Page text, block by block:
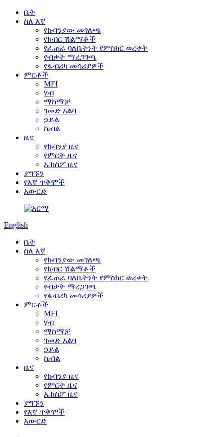
ቤት
ስለ እኛ
የኩባንያው መገለጫ
የክብር ሽልማቶች
የፈጠራ ባለቤትነት የምስክር ወረቀት
የብቃት ማረጋገጫ
የፋብሪካ መሳሪያዎች
ምርቶች
MFI
ሃብ
ማከማቻ
ገመድ አልባ
ኃይል
ኬብል
ዜና
የኩባንያ ዜና
የምርት ዜና
ኤክስፖ ዜና
ያግኙን
የእኛ ጥቅሞች
አውርድ
English
ቤት
ስለ እኛ
የኩባንያው መገለጫ
የክብር ሽልማቶች
የፈጠራ ባለቤትነት የምስክር ወረቀት
የብቃት ማረጋገጫ
የፋብሪካ መሳሪያዎች
ምርቶች
MFI
ሃብ
ማከማቻ
ገመድ አልባ
ኃይል
ኬብል
ዜና
የኩባንያ ዜና
የምርት ዜና
ኤክስፖ ዜና
ያግኙን
የእኛ ጥቅሞች
አውርድ